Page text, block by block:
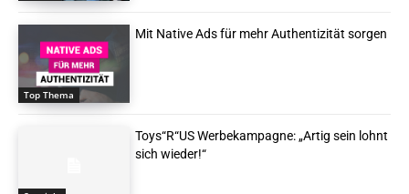
Top Thema
Mit Native Ads für mehr Authentizität sorgen
Toys“R“US Werbekampagne: „Artig sein lohnt
sich wieder!“